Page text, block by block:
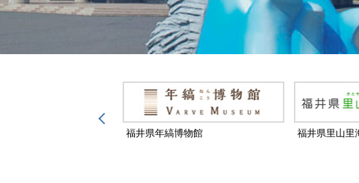
福井県年縞博物館 福井県里山里